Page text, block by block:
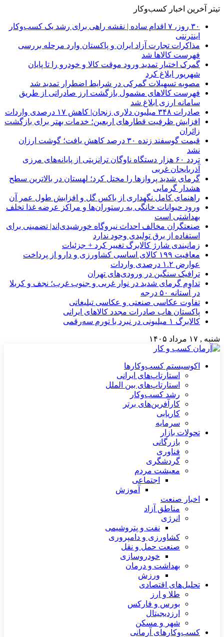
تیتر آخرین اخبار کسب‌وکار
۳۰ روز، ۷ اقدام ساده | نقشه راهی برای رشد یک کسب‌وکار
اینترنتی
مذاکرات تجارت آزاد ایران و پاکستان وارد مرحله بررسی
فهرست کالاها شد
گمرک اختیار تمدید ورود موقت کالا و خودرو را تا پایان
شهریور ابلاغ کرد
مصوبه تسهیلات گمرکی در شرایط اضطرار تمدید شد
فهرست کالاهای مشمول بازگشت ارز صادراتی از طریق
سامانه ارزی ابلاغ شد
صادرات ۳۴۸ میلیون دلاری زنجان| ‌کاهش ۱۷ درصدی واردات
افزایش ظرفیت قطارهای اربعین؛ خدمات بهتر برای بازگشت
زائران
قیمت گوسفند زنده ۳۰ درصد کاهش یافت؛ گوشت ارزان
نشد
تردد ۶۰ هزار دستگاه ناوگان ترانزیتی از پایانه‌های مرزی
آذربایجان ‌غربی
گرمای شدید پروازها را مختل کرد؛ لهستان در بالاترین سطح
هشدار گرمایی
راهنمای کامل نگهداری از باکس گل و افزایش طول عمر آن
ورود حیوانات خانگی به رستوران‌ها و مراکز عرضه غذا تخلف
بهداشتی است
صنعتگران مخالف احداث نیروگاه خورشیدی‌اند| تضمینی برای
استفاده از برق تولیدی وجود ندارد
زمانبندی شارژ کالابرگ تغییر کرد + جزئیات
معافیت ۱۹۹ کالای اساسی کشاورزی و دارو از پرداخت
عوارض ۱.۲ درصدی واردات
ترافیک سنگین در ورودی‌های تهران
تداوم گرمای شدید در نوار غربی و جنوب غرب؛ نجف و کربلا
در آستانه ۵۰ درجه
تفاوت عکاسی صنعتی و عکاسی تبلیغاتی
پاکستان هاب صادرات مجدد کالاهای ایرانی
کالابرگ ۱ میلیونی در نبرد با تورم سه‌رقمی
شنبه , ۱۷ مرداد ۱۴۰۵
اکوسیستم کسب‌وکارها
استارتاپ‌های ایرانی
استارتاپ‌های بین الملل
رشد کسب‌وکار
کارآفرین‌های برتر
کاریابی
سرمایه
تحولات بازار
بازرگانی
فناوری
گردشگری
معیشت مردم
اجتماعی
آموزش
اخبار صنعت
مناطق آزاد
انرژی
نفت و پتروشیمی
کشاورزی و دامپروری
صنعت حمل و نقل
خودروسازی
بهداشت و درمان
ورزش
تحلیل‌های اقتصادی
طلا و ارز
بورس و فارکس
ارزدیجیتال
شهر و مسکن
کسب‌وکارهای آرمانی